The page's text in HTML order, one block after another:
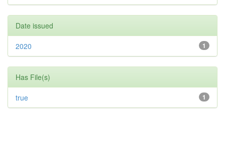
Date issued
1
2020
Has File(s)
1
true